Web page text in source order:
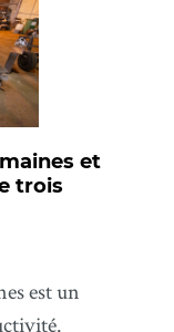
et
trois
est un